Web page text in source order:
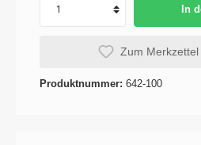
In
Zum
Produktnummer: 642-100